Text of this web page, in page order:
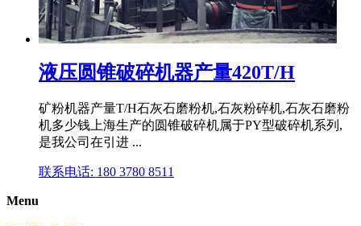
液压圆锥破碎机器产量420T/H
矿粉机器产量T/H石灰石磨粉机,石灰粉碎机,石灰石磨粉
机多少钱上海生产的圆锥破碎机属于PY型破碎机系列,
是我公司在引进 ...
联系电话: 180 3780 8511
Menu